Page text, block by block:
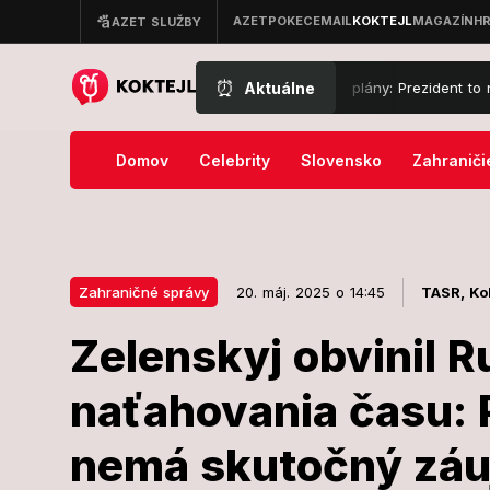
⏰ Aktuálne
súd prekazil Trumpovy veľké plány: Prezident to nenechal
Domov Celebrity Slovensko
Zahraničné správy 20. máj. 2025 o 14:45 TASR,
Zelenskyj obvinil
naťahovania času:
nemá skutočný
Zahraničné správy
Zelenskyj